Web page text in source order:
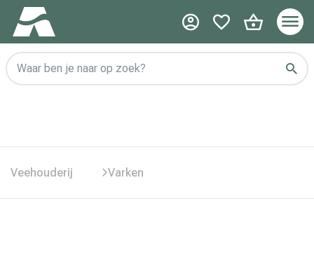
Waar ben je naar op zoek?
Veehouderij Varken